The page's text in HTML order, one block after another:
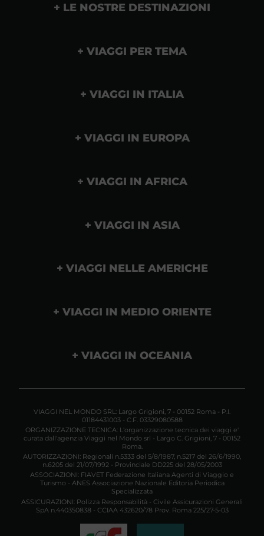
LE NOSTRE DESTINAZIONI
VIAGGI PER TEMA
VIAGGI IN ITALIA
VIAGGI IN EUROPA
VIAGGI IN AFRICA
VIAGGI IN ASIA
VIAGGI NELLE AMERICHE
VIAGGI IN MEDIO ORIENTE
VIAGGI IN OCEANIA
VIAGGI NEL MONDO SRL: Largo Grigioni, 7 - 00152 Roma - P.I.
01184431003 - C.F. 03329080588
ORGANIZZAZIONE TECNICA: L'organizzazione tecnica dei viaggi e'
curata dall'agenzia Viaggi nel Mondo srl - Largo C. Grigioni, 7 - 00152
Roma.
AUTORIZZAZIONI: Regionali n.5333 del 5/8/1987, n.5217 del 26/6/1990,
n.6205 del 21/07/1992 - Provinciale DD225 del 28/05/2003
ASSOCIAZIONI: FIAVET Federazione Italiana Agenti di Viaggio e
Turismo - ANES Associazione Nazionale Editoria Periodica
Specializzata
ASSICURAZIONI: Polizza Responsabilità - Civile Assicurazioni Generali
SpA n.440350838 - CCIAA 432620/78 Prov. Roma 225/27-5-03